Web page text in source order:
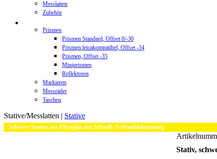
Messlatten
Zubehör
Prismen
Prismen Standard, Offset 0/-30
Prismen leicakompatibel, Offset -34
Prismen, Offset -35
Miniprismen
Reflektoren
Markieren
Messräder
Taschen
Stative/Messlatten | Stative
Schwere Stative aus Fiberglas mit Schnell- /Schraubklemmung
Stativ,